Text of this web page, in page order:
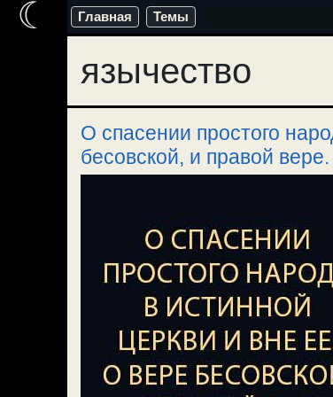
Перейти
содержимому
Главная Темы
язычество
О спасении простого
бесовской, и правой вере.
☾